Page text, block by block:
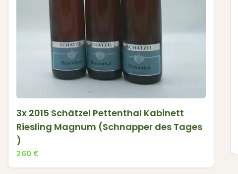
3x 2015 Schätzel Pettenthal Kabinett
Riesling Magnum (Schnapper des Tages
)
260 €